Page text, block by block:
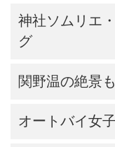
神社ソムリエ
グ
関野温の絶景
オートバイ女